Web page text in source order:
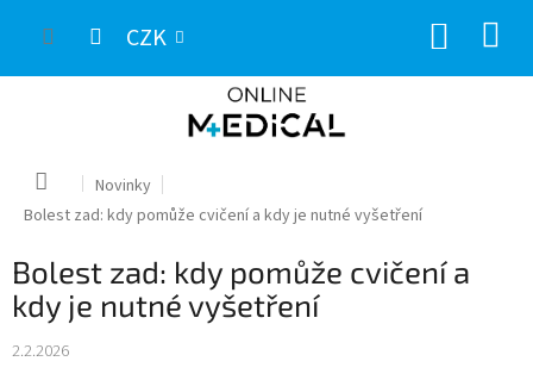
CZK
Domů
Novinky
Bolest zad: kdy pomůže cvičení a kdy je nutné vyšetření
Bolest zad: kdy pomůže cvičení a
kdy je nutné vyšetření
2.2.2026